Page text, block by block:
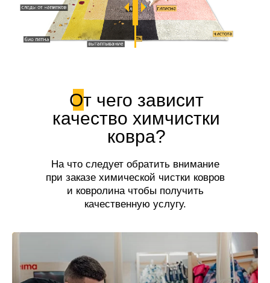
От чего зависит
качество химчистки
ковра?
На что следует обратить внимание
при заказе химической чистки ковров
и ковролина чтобы получить
качественную услугу.